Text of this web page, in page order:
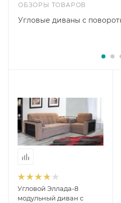
ОБЗОРЫ ТОВАРОВ
Угловые диваны с
Угловой Эллада-8
модульный диван с